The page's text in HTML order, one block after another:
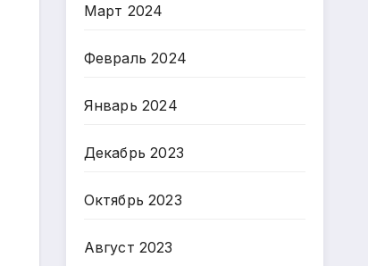
Март 2024
Февраль 2024
Январь 2024
Декабрь 2023
Октябрь 2023
Август 2023